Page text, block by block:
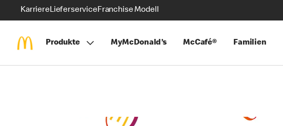
KarriereLieferserviceFranchise Modell
Produkte MyMcDonald’s McCafé® Familien